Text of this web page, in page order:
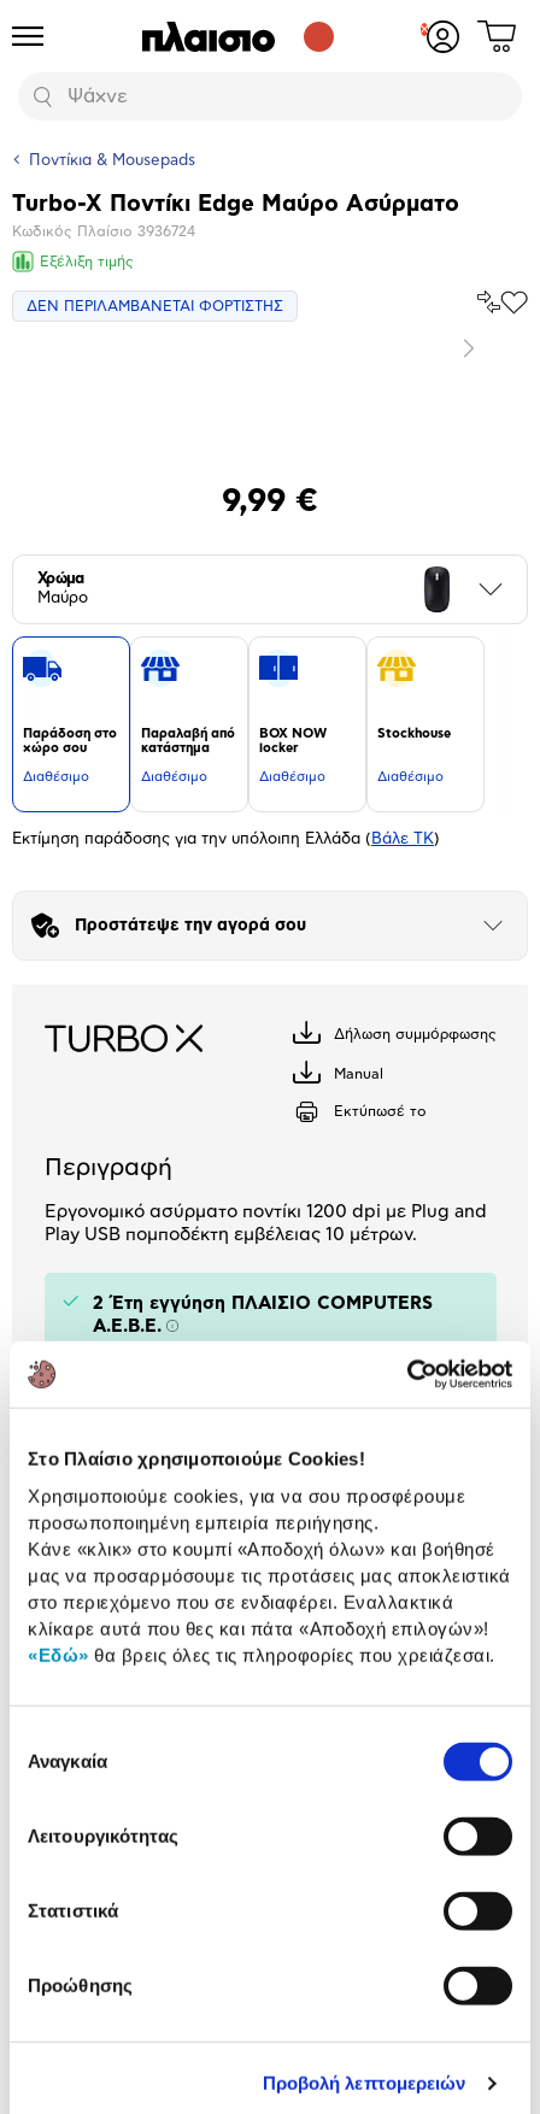
Στο Πλαίσιο χρησιμοποιούμε Cookies!
Χρησιμοποιούμε cookies, για να σου προσφέρουμε
προσωποποιημένη εμπειρία περιήγησης.
Κάνε «κλικ» στο κουμπί «Αποδοχή όλων» και βοήθησέ
μας να προσαρμόσουμε τις προτάσεις μας αποκλειστικά
στο περιεχόμενο που σε ενδιαφέρει. Εναλλακτικά
κλίκαρε αυτά που θες και πάτα «Αποδοχή επιλογών»!
«Εδώ» θα βρεις όλες τις πληροφορίες που χρειάζεσαι.
συγκατάθεσης
Αναγκαία
Λειτουργικότητας
Στατιστικά
Προώθησης
Προβολή λεπτομερειών
Προϊόντα
Αναζήτηση
Δες
Ποντίκια & Mousepads
Βασικά
χαρακτηριστικά
Turbo-X Ποντίκι Edge Μαύρο Ασύρματο
Κωδικός Πλαίσιο 3936724
Εξέλιξη τιμής
ΔΕΝ ΠΕΡΙΛΑΜΒΑΝΕΤΑΙ ΦΟΡΤΙΣΤΗΣ
Επόμενο
9,99 €
Χρώμα
Μαύρο
Παράδοση στο
χώρο σου
Διαθέσιμο
Παραλαβή από
κατάστημα
Διαθέσιμο
BOX NOW
locker
Διαθέσιμο
Stockhouse
Διαθέσιμο
Εκτίμηση παράδοσης για την υπόλοιπη Ελλάδα ( Βάλε ΤΚ)
Προστάτεψε την αγορά σου
Άνοιξε
Κατέβασέ
το
Δήλωση συμμόρφωσης
Κατέβασέ
το
Manual
Εκτύπωσέ το
Περιγραφή
Εργονομικό ασύρματο ποντίκι 1200 dpi με Plug and
Play USB πομποδέκτη εμβέλειας 10 μέτρων.
2 Έτη εγγύηση ΠΛΑΙΣΙΟ COMPUTERS
A.E.B.E. Πληροφορίες
Χαρακτηριστικά
Χρήση: Desktop / Laptop
Σύνδεση: Ασύρματη
Τεχνολογία Ανάγνωσης: Optical
Μέγιστο Dpi: 1200
Προδιαγραφές
Αξιολογήσεις
προϊόντα σε ενδιαφέρουν!